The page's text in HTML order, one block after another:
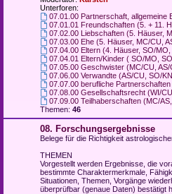
Unterforen:
07.01.00 Partnerschaft, allgemeine
07.01.01 Freundschaften (5. + 11.
07.02.00 Liebschaften (5. Häuser,
07.03.00 Ehe (5. Häuser, MC/CU,
07.04.00 Eltern (4. Häuser, SO/
07.04.01 Eltern/Kinder ( SO/MO,
07.05.00 Geschwister (MC/CU,
07.06.00 Verwandte (AS/CU, SO/
07.07.00 berufliche
07.08.00 Gesellschaftsrecht (WI/
07.09.00 Teilhaberschaften (MC/
Themen: 46
08. Forschungsergebnisse
Belege für die Richtigkeit
THEMEN
Vorgestellt werden Ergebnisse, die
bestimmte Charaktermerkmale,
Situationen, Themen, Vorgänge
überprüfbar (genaue Daten) bestätigt